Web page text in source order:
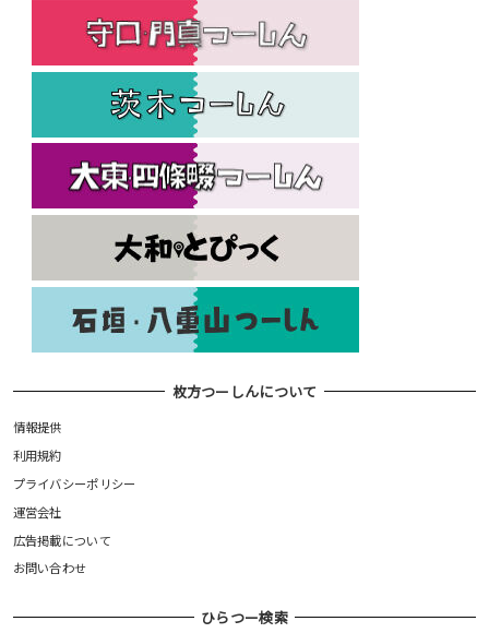
枚方つーしんについて
情報提供
利用規約
プライバシーポリシー
運営会社
広告掲載について
お問い合わせ
ひらつー検索